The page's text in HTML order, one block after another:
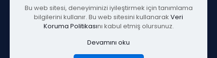
© 2025 Visratek
Bu web sitesi, deneyiminizi iyileştirmek için tanımlama
bilgilerini kullanır. Bu web sitesini kullanarak Veri
Koruma Politikasını kabul etmiş olursunuz.
Devamını oku